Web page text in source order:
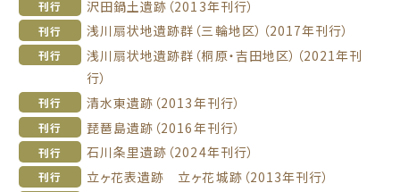
刊行 沢田鍋土遺跡（2013年刊行）
刊行 浅川扇状地遺跡群（三輪地区）（2017年刊行）
刊行
浅川扇状地遺跡群（桐原・吉田地区）（2021年刊
行）
刊行 清水東遺跡（2013年刊行）
刊行 琵琶島遺跡（2016年刊行）
刊行 石川条里遺跡（2024年刊行）
刊行 立ヶ花表遺跡 立ヶ花城跡（2013年刊行）